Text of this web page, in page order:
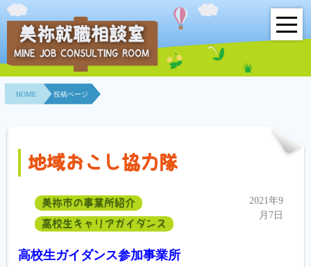
HOME
事業所紹介
相談室とは？
利用者の声
美祢就職相談室
MINE JOB CONSULTING ROOM
HOME 投稿ページ
地域おこし協力隊
美祢市の事業所紹介
高校生キャリアガイダンス
2021年9
月7日
高校生ガイダンス参加事業所